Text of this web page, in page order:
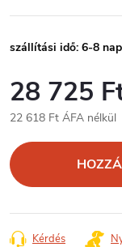
szállítási idő: 6-8 nap
28 725
22 618 Ft ÁFA nélkül
Kérdés